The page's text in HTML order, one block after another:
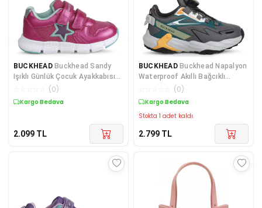
BUCKHEAD Buckhead Sandy
Işıklı Günlük Çocuk Ayakkabısı
BUCK3030Pink
(0)
Kargo Bedava
2.099 TL
BUCKHEAD Buckhead Napalyon
Waterproof Akıllı Bağcıklı
Günlük Spor Ayakkabı
(0)
Kargo Bedava
Stokta 1 adet kaldı.
2.799 TL